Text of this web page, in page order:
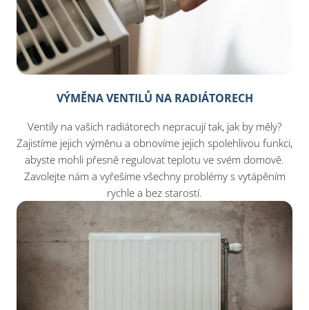
VÝMĚNA VENTILŮ NA RADIÁTORECH
Ventily na vašich radiátorech nepracují tak, jak by měly?
Zajistíme jejich výměnu a obnovíme jejich spolehlivou funkci,
abyste mohli přesně regulovat teplotu ve svém domově.
Zavolejte nám a vyřešíme všechny problémy s vytápěním
rychle a bez starostí.